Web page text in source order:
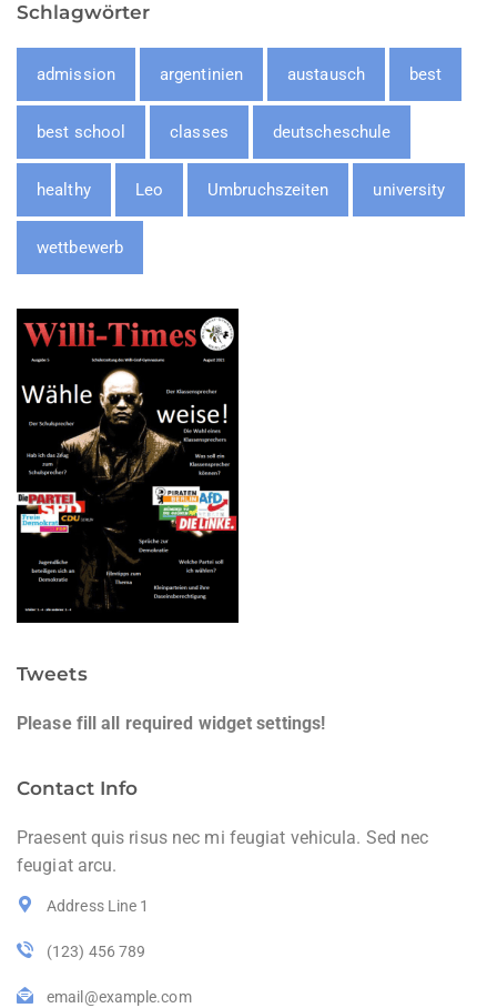
Schlagwörter
admission argentinien austausch best
best school classes deutscheschule
healthy Leo Umbruchszeiten university
wettbewerb
Tweets
Please fill all required widget settings!
Contact Info
Praesent quis risus nec mi feugiat vehicula. Sed nec
feugiat arcu.
Address Line 1
(123) 456 789
email@example.com